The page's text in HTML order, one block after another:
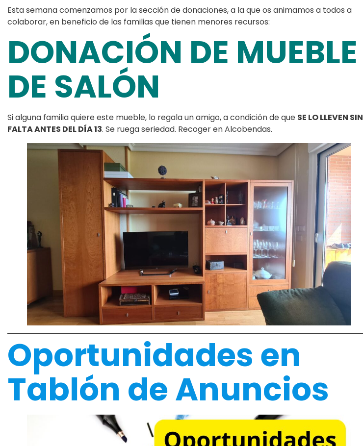
Esta semana comenzamos por la sección de donaciones, a la que os animamos a todos a
colaborar, en beneficio de las familias que tienen menores recursos:
DONACIÓN DE MUEBLE
DE SALÓN
Si alguna familia quiere este mueble, lo regala un amigo, a condición de que SE LO LLEVEN SIN
FALTA ANTES DEL DÍA 13. Se ruega seriedad. Recoger en Alcobendas.
Oportunidades en
Tablón de Anuncios